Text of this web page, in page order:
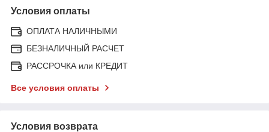
Условия оплаты
ОПЛАТА НАЛИЧНЫМИ
БЕЗНАЛИЧНЫЙ РАСЧЕТ
РАССРОЧКА или КРЕДИТ
Все условия оплаты
Условия возврата